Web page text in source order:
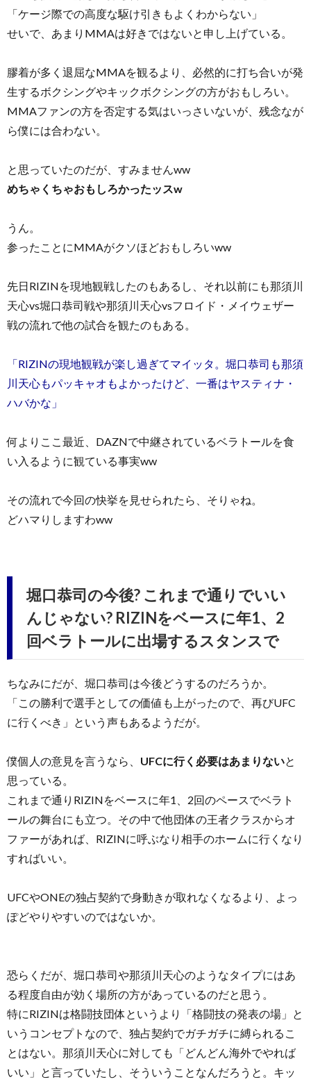
「ケージ際での高度な駆け引きもよくわからない」
せいで、あまりMMAは好きではないと申し上げている。
膠着が多く退屈なMMAを観るより、必然的に打ち合いが発
生するボクシングやキックボクシングの方がおもしろい。
MMAファンの方を否定する気はいっさいないが、残念なが
ら僕には合わない。
と思っていたのだが、すみませんww
めちゃくちゃおもしろかったッスw
うん。
参ったことにMMAがクソほどおもしろいww
先日RIZINを現地観戦したのもあるし、それ以前にも那須川
天心vs堀口恭司戦や那須川天心vsフロイド・メイウェザー
戦の流れで他の試合を観たのもある。
「RIZINの現地観戦が楽し過ぎてマイッタ。堀口恭司も那須
川天心もパッキャオもよかったけど、一番はヤスティナ・
ハバかな」
何よりここ最近、DAZNで中継されているベラトールを食
い入るように観ている事実ww
その流れで今回の快挙を見せられたら、そりゃね。
どハマりしますわww
堀口恭司の今後? これまで通りでいい
んじゃない? RIZINをベースに年1、2
回ベラトールに出場するスタンスで
ちなみにだが、堀口恭司は今後どうするのだろうか。
「この勝利で選手としての価値も上がったので、再びUFC
に行くべき」という声もあるようだが。
僕個人の意見を言うなら、 UFCに行く必要はあまりないと
思っている。
これまで通りRIZINをベースに年1、2回のペースでベラト
ールの舞台にも立つ。その中で他団体の王者クラスからオ
ファーがあれば、RIZINに呼ぶなり相手のホームに行くなり
すればいい。
UFCやONEの独占契約で身動きが取れなくなるより、よっ
ぽどやりやすいのではないか。
恐らくだが、堀口恭司や那須川天心のようなタイプにはあ
る程度自由が効く場所の方があっているのだと思う。
特にRIZINは格闘技団体というより「格闘技の発表の場」と
いうコンセプトなので、独占契約でガチガチに縛られるこ
とはない。那須川天心に対しても「どんどん海外でやれば
いい」と言っていたし、そういうことなんだろうと。キッ